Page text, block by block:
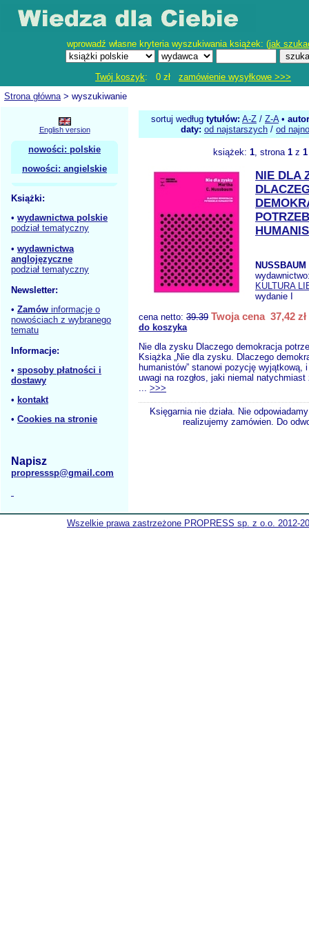
wprowadź własne kryteria wyszukiwania książek: (jak
Twój koszyk: 0 zł zamówienie wysyłkowe >>>
Strona główna> wyszukiwanie
English version
nowości: polskie
nowości: angielskie
Książki:
• wydawnictwa polskie
podział tematyczny
• wydawnictwa
anglojęzyczne
podział tematyczny
Newsletter:
• Zamów informacje o
nowościach z wybranego
tematu
Informacje:
• sposoby płatności i
dostawy
• kontakt
• Cookies na stronie
Napisz
propresssp@gmail.com
sortuj według tytułów: A-Z / Z-A•
daty: od najstarszych / od
książek: 1, strona 1 z 1
NIE DLA
NUSSBAUM
KULTURA
wydanie I
cena netto: 39.39 Twoja cena 37,42 zł
do koszyka
Nie dla zysku Dlaczego demokracja
Książka „Nie dla zysku. Dlaczego
humanistów” stanowi pozycję wyjątkową,
uwagi na rozgłos, jaki niemal natychmiast
... >>>
Księgarnia nie działa. Nie
realizujemy zamówien. Do
Wszelkie prawa zastrzeżone PROPRESS sp. z o.o. 2012-